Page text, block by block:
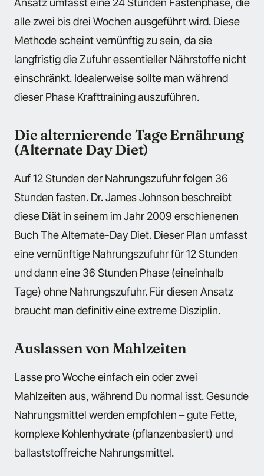
alle zwei bis drei Wochen ausgeführt wird. Diese
Methode scheint vernünftig zu sein, da sie
langfristig die Zufuhr essentieller Nährstoffe nicht
einschränkt. Idealerweise sollte man während
dieser Phase Krafttraining auszuführen.
Die alternierende Tage Ernährung
(Alternate Day Diet)
Auf 12 Stunden der Nahrungszufuhr folgen 36
Stunden fasten. Dr. James Johnson beschreibt
diese Diät in seinem im Jahr 2009 erschienenen
Buch The Alternate-Day Diet. Dieser Plan umfasst
eine vernünftige Nahrungszufuhr für 12 Stunden
und dann eine 36 Stunden Phase (eineinhalb
Tage) ohne Nahrungszufuhr. Für diesen Ansatz
braucht man definitiv eine extreme Disziplin.
Auslassen von Mahlzeiten
Lasse pro Woche einfach ein oder zwei
Mahlzeiten aus, während Du normal isst. Gesunde
Nahrungsmittel werden empfohlen – gute Fette,
komplexe Kohlenhydrate (pflanzenbasiert) und
ballaststoffreiche Nahrungsmittel.